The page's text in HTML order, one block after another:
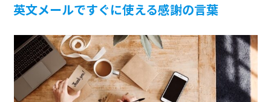
英文メールですぐに使える感謝の言葉